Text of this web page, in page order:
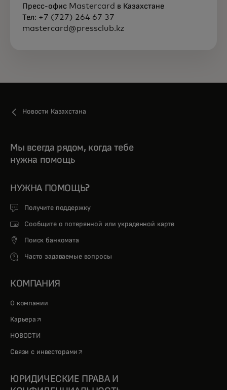
Пресс-офис Mastercard в Казахстане
Тел: +7 (727) 264 67 37
mastercard@pressclub.kz
Новости Казахстана
Мы всегда рядом, когда тебе
нужна помощь
НУЖНА ПОМОЩЬ?
Получите поддержку
Сообщите о потерянной или украденной карте
Поиск банкомата
Часто задаваемые вопросы
КОМПАНИЯ
О компании
Карьера opens in a new tab
НОВОСТИ
Связи с инвесторами opens in a new tab
ЮРИДИЧЕСКИЕ ПРАВА И